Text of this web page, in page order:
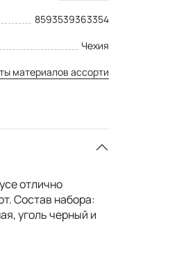
8593539363354
Чехия
материалов ассорти
отлично
Состав набора:
уголь черный и